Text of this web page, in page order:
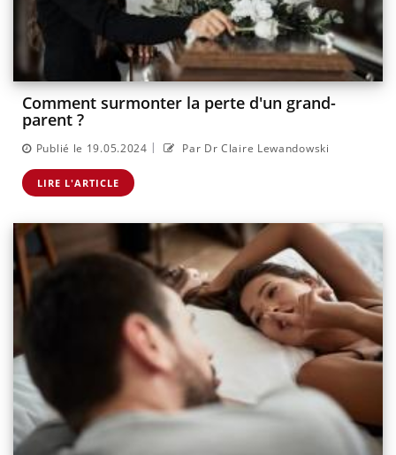
Comment surmonter la perte d'un grand-
parent ?
Publié le 19.05.2024 | Par Dr Claire Lewandowski
LIRE L'ARTICLE